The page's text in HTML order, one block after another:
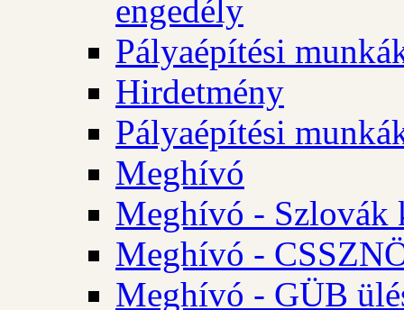
engedély
Pályaépítési
Hirdetmény
Pályaépítési
Meghívó
Meghívó - Szlovák
Meghívó -
Meghívó - GÜB